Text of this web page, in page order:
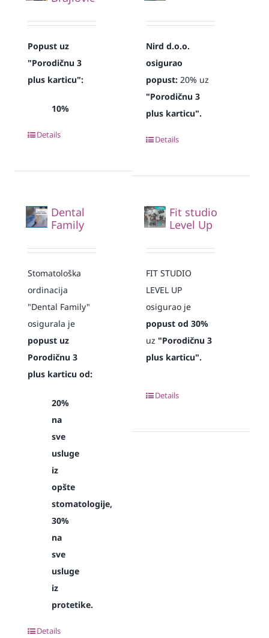
Popust uz
"Porodičnu 3
plus karticu":
10%
Details
Nird d.o.o.
osigurao
popust: 20% uz
"Porodičnu 3
plus karticu".
Details
Dental
Family
Stomatološka
ordinacija
"Dental Family"
osigurala je
popust uz
Porodičnu 3
plus karticu od:
20%
na
sve
usluge
iz
opšte
stomatologije,
30%
na
sve
usluge
iz
protetike.
Details
Fit studio
Level Up
FIT STUDIO
LEVEL UP
osigurao je
popust od 30%
uz"Porodičnu 3
plus karticu".
Details